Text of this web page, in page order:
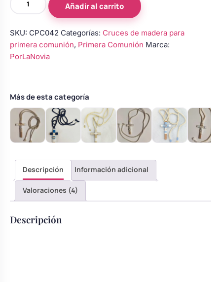
para
primera
comunión
Añadir al carrito
SKU: CPC042 Categorías: Cruces de madera para
primera comunión, Primera Comunión Marca:
PorLaNovia
Más de esta categoría
Descripción Información adicional
Valoraciones (4)
Descripción